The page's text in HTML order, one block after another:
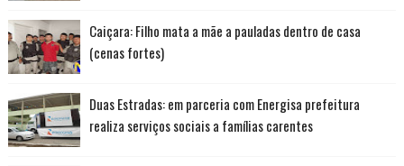
Caiçara: Filho mata a mãe a pauladas dentro de casa
(cenas fortes)
Duas Estradas: em parceria com Energisa prefeitura
realiza serviços sociais a famílias carentes